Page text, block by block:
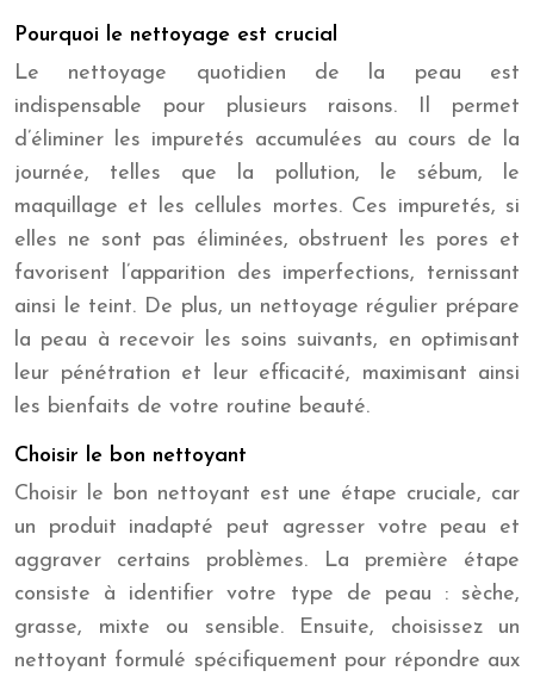
Pourquoi le nettoyage est crucial
Le nettoyage quotidien de la peau est
indispensable pour plusieurs raisons. Il permet
d’éliminer les impuretés accumulées au cours de la
journée, telles que la pollution, le sébum, le
maquillage et les cellules mortes. Ces impuretés, si
elles ne sont pas éliminées, obstruent les pores et
favorisent l’apparition des imperfections, ternissant
ainsi le teint. De plus, un nettoyage régulier prépare
la peau à recevoir les soins suivants, en optimisant
leur pénétration et leur efficacité, maximisant ainsi
les bienfaits de votre routine beauté.
Choisir le bon nettoyant
Choisir le bon nettoyant est une étape cruciale, car
un produit inadapté peut agresser votre peau et
aggraver certains problèmes. La première étape
consiste à identifier votre type de peau : sèche,
grasse, mixte ou sensible. Ensuite, choisissez un
nettoyant formulé spécifiquement pour répondre aux